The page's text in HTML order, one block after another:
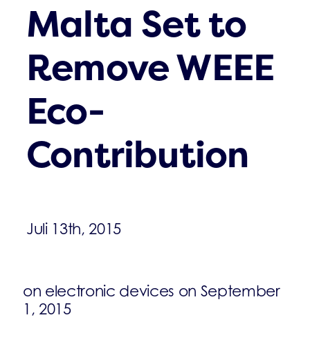
Malta Set to
Remove WEEE
Eco-
Contribution
Juli 13th, 2015
on electronic devices on September
1, 2015